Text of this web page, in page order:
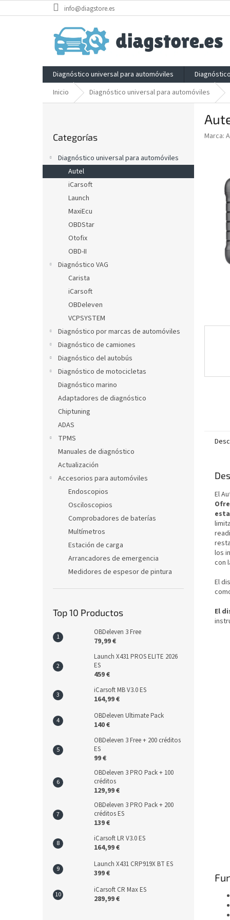
al
info@diagstore.es
Diagnóstico universal para automóviles
Inicio
Diagnóstico universal para automóviles
l
a
categorías
Categorías
Diagnóstico universal para automóviles
Autel
iCarsoft
Launch
MaxiEcu
OBDStar
Otofix
OBD-II
Diagnóstico VAG
Carista
iCarsoft
OBDeleven
VCPSYSTEM
Diagnóstico por marcas de automóviles
Diagnóstico de camiones
Diagnóstico del autobús
Diagnóstico de motocicletas
Diagnóstico marino
Adaptadores de diagnóstico
Chiptuning
ADAS
TPMS
Manuales de diagnóstico
Actualización
Accesorios para automóviles
Endoscopios
Osciloscopios
Comprobadores de baterías
Multímetros
Estación de carga
Arrancadores de emergencia
Medidores de espesor de pintura
Top 10 Productos
OBDeleven 3 Free
79,99 €
Launch X431 PROS ELITE 2026
ES
459 €
iCarsoft MB V3.0 ES
164,99 €
OBDeleven Ultimate Pack
140 €
OBDeleven 3 Free + 200 créditos
ES
99 €
OBDeleven 3 PRO Pack + 100
créditos
129,99 €
OBDeleven 3 PRO Pack + 200
créditos ES
139 €
iCarsoft LR V3.0 ES
164,99 €
Launch X431 CRP919X BT ES
399 €
iCarsoft CR Max ES
289,99 €
Marca:
El
los
con
El
El